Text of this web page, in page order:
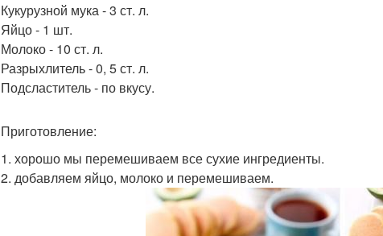
Кукурузной мука - 3 ст. л.
Яйцо - 1 шт.
Молоко - 10 ст. л.
Разрыхлитель - 0, 5 ст. л.
Подсластитель - по вкусу.
Приготовление:
1. хорошо мы перемешиваем все сухие ингредиенты.
2. добавляем яйцо, молоко и перемешиваем.